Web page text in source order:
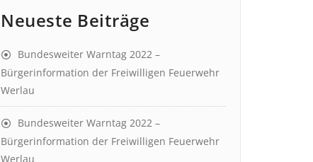
Neueste Beiträge
Bundesweiter Warntag 2022 –
Bürgerinformation der Freiwilligen Feuerwehr
Werlau
Bundesweiter Warntag 2022 –
Bürgerinformation der Freiwilligen Feuerwehr
Werlau